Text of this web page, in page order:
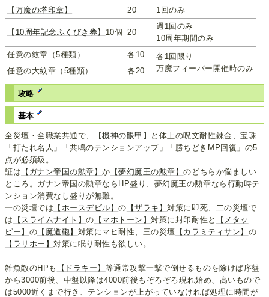
【万魔の塔印章】
20 1回のみ
【10周年記念ふくびき券】 10個 20
週1回のみ
10周年期間のみ
任意の紋章（5種類）
各10
各1回限り
万魔フィーバー開催時のみ
任意の大紋章（5種類） 各20
攻略
基本
全災壇・全職業共通で、 【機神の眼甲】
と体上の呪文耐性錬金、宝珠
「打たれ名人」「共鳴のテンションアップ」「勝ちどきMP回復」の5
点が必須級。
証は 【ガナン帝国の勲章】か 【夢幻魔王の勲章】のどちらか悩ましい
ところ。ガナン帝国の勲章ならHP盛り、夢幻魔王の勲章なら行動時テ
ンション消費なし盛りが無難。
一の災壇では 【ホースデビル】の 【ザラキ】対策に即死、二の災壇で
は
【スライムナイト】の 【マホトーン】対策に封印耐性と
【メタッ
ピー】 の 【魔道砲】 対策にマヒ耐性、三の災壇 【カラミティサン】 の
【ラリホー】対策に眠り耐性も欲しい。
雑魚敵のHPも 【ドラキー】 等通常攻撃一撃で倒せるものを除けば序盤
から3000前後、中盤以降は4000前後もぞろぞろ現れ始め、高いもので
は5000近くまで行き、テンションが上がっていなければ処理に時間が